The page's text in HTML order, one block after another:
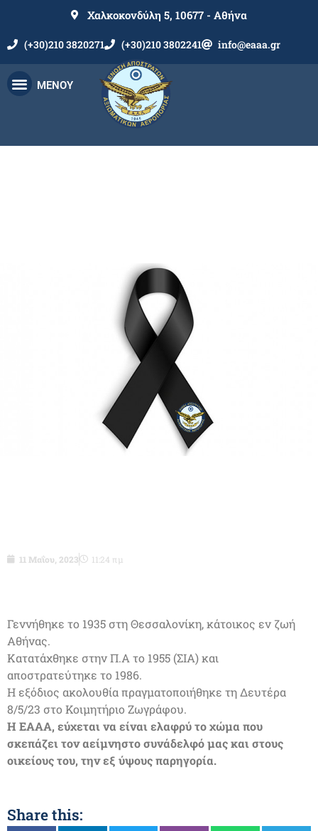
Χαλκοκονδύλη 5, 10677 - Αθήνα
(+30)210 3820271 (+30)210 3802241 info@eaaa.gr
ΜΕΝΟΥ
11 Μαΐου, 2023 11:24 πμ
Γεννήθηκε το 1935 στη Θεσσαλονίκη, κάτοικος εν ζωή
Αθήνας.
Κατατάχθηκε στην Π.Α το 1955 (ΣΙΑ) και
αποστρατεύτηκε το 1986.
Η εξόδιος ακολουθία πραγματοποιήθηκε τη Δευτέρα
8/5/23 στο Κοιμητήριο Ζωγράφου.
Η ΕΑΑΑ, εύχεται να είναι ελαφρύ το χώμα που
σκεπάζει τον αείμνηστο συνάδελφό μας και στους
οικείους του, την εξ ύψους παρηγορία.
Share this: